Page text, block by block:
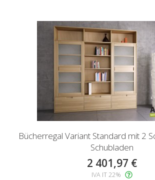
Bücherregal Variant Standard mit 2
Schubladen
2 401,97 €
IVA IT 22%